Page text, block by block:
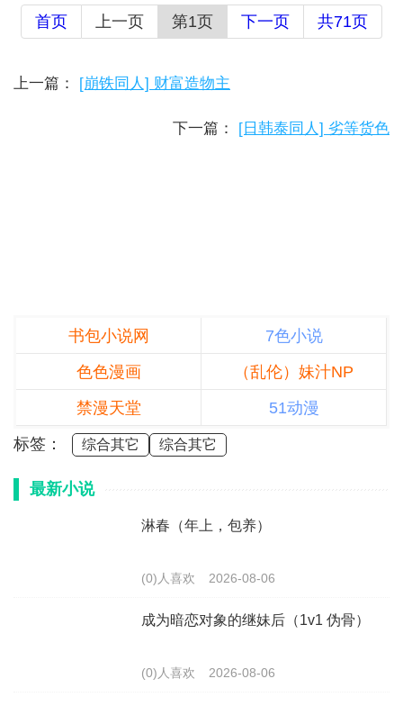
首页 上一页 第1页 下一页 共71页
上一篇： [崩铁同人] 财富造物主
下一篇： [日韩泰同人] 劣等货色
书包小说网
7色小说
色色漫画
（乱伦）妹汁NP
禁漫天堂
51动漫
标签：
综合其它 综合其它
最新小说
淋春（年上，包养）
(0)人喜欢 2026-08-06
成为暗恋对象的继妹后（1v1 伪骨）
(0)人喜欢 2026-08-06